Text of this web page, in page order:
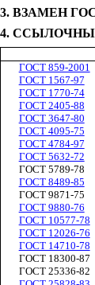
3. ВЗАМЕН
4.
ГОСТ 859-2001
ГОСТ 1567-97
ГОСТ 1770-74
ГОСТ 2405-88
ГОСТ 3647-80
ГОСТ 4095-75
ГОСТ 4784-97
ГОСТ 5632-72
ГОСТ 5789-78
ГОСТ 8489-85
ГОСТ 9871-75
ГОСТ 9880-76
ГОСТ 10577-78
ГОСТ 12026-76
ГОСТ 14710-78
ГОСТ 18300-87
ГОСТ 25336-82